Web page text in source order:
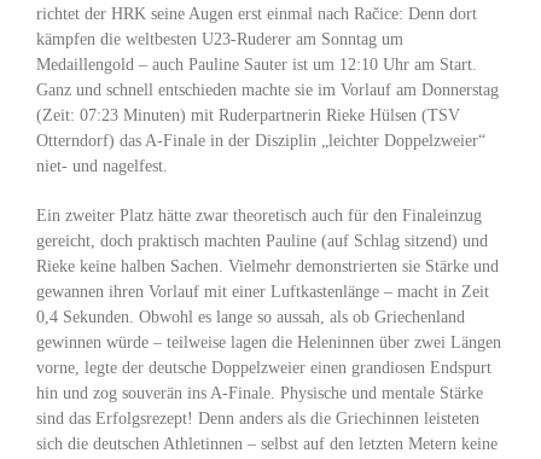
richtet der HRK seine Augen erst einmal nach Račice: Denn dort
kämpfen die weltbesten U23-Ruderer am Sonntag um
Medaillengold – auch Pauline Sauter ist um 12:10 Uhr am Start.
Ganz und schnell entschieden machte sie im Vorlauf am Donnerstag
(Zeit: 07:23 Minuten) mit Ruderpartnerin Rieke Hülsen (TSV
Otterndorf) das A-Finale in der Disziplin „leichter Doppelzweier“
niet- und nagelfest.
Ein zweiter Platz hätte zwar theoretisch auch für den Finaleinzug
gereicht, doch praktisch machten Pauline (auf Schlag sitzend) und
Rieke keine halben Sachen. Vielmehr demonstrierten sie Stärke und
gewannen ihren Vorlauf mit einer Luftkastenlänge – macht in Zeit
0,4 Sekunden. Obwohl es lange so aussah, als ob Griechenland
gewinnen würde – teilweise lagen die Heleninnen über zwei Längen
vorne, legte der deutsche Doppelzweier einen grandiosen Endspurt
hin und zog souverän ins A-Finale. Physische und mentale Stärke
sind das Erfolgsrezept! Denn anders als die Griechinnen leisteten
sich die deutschen Athletinnen – selbst auf den letzten Metern keine